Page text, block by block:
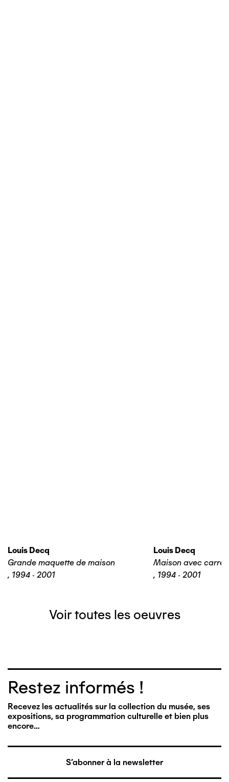
Louis Decq
Grande maquette de maison
, 1994 - 2001
Louis Decq
Maison avec
, 1994 - 2001
Voir toutes les oeuvres
Restez informés !
Recevez les actualités sur la collection du musée, ses
expositions, sa programmation culturelle et bien plus
encore…
S'abonner à la newsletter